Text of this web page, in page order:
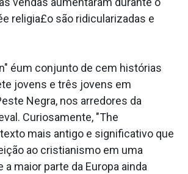
religia£o são ridicularizadas e
éum conjunto de cem histórias
jovens e três jovens em
Negra, nos arredores da
Curiosamente, "The
mais antigo e significativo que
ao cristianismo em uma
a maior parte da Europa ainda